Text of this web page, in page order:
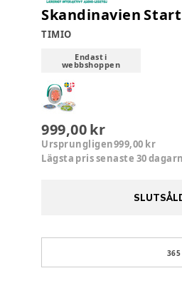
Skandinavien
TIMIO
Endast i
webbshoppen
999,00 kr
Ursprungligen999,00 kr
Lägsta pris senaste 30
365